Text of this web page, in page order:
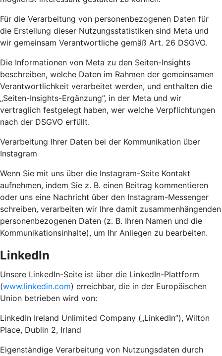
Für die Verarbeitung von personenbezogenen Daten für
die Erstellung dieser Nutzungsstatistiken sind Meta und
wir gemeinsam Verantwortliche gemäß Art. 26 DSGVO.
Die Informationen von Meta zu den Seiten-Insights
beschreiben, welche Daten im Rahmen der gemeinsamen
Verantwortlichkeit verarbeitet werden, und enthalten die
„Seiten-Insights-Ergänzung”, in der Meta und wir
vertraglich festgelegt haben, wer welche Verpflichtungen
nach der DSGVO erfüllt.
Verarbeitung Ihrer Daten bei der Kommunikation über
Instagram
Wenn Sie mit uns über die Instagram-Seite Kontakt
aufnehmen, indem Sie z. B. einen Beitrag kommentieren
oder uns eine Nachricht über den Instagram-Messenger
schreiben, verarbeiten wir Ihre damit zusammenhängenden
personenbezogenen Daten (z. B. Ihren Namen und die
Kommunikationsinhalte), um Ihr Anliegen zu bearbeiten.
LinkedIn
Unsere LinkedIn-Seite ist über die LinkedIn-Plattform
(www.linkedin.com) erreichbar, die in der Europäischen
Union betrieben wird von:
LinkedIn Ireland Unlimited Company („LinkedIn”), Wilton
Place, Dublin 2, Irland
Eigenständige Verarbeitung von Nutzungsdaten durch